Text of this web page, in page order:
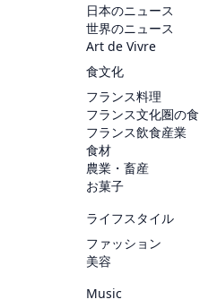
日本のニュース
世界のニュース
Art de Vivre
食文化
フランス料理
フランス文化圏の食
フランス飲食産業
食材
農業・畜産
お菓子
ライフスタイル
ファッション
美容
Music